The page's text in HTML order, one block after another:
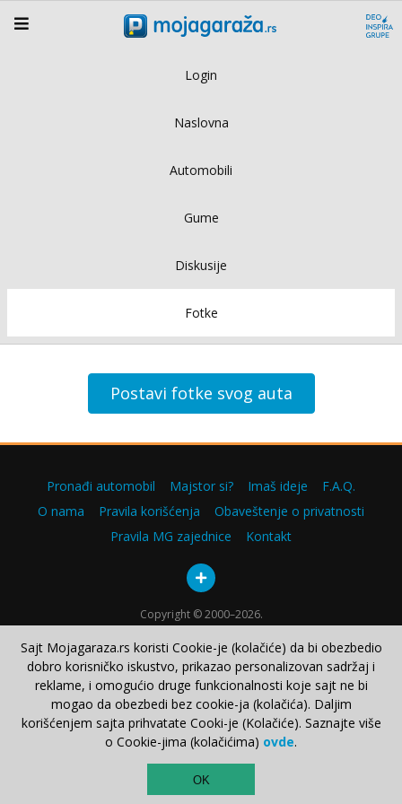
Login
Naslovna
Automobili
Gume
Diskusije
Fotke
Postavi fotke svog auta
Pronađi automobil Majstor si? Imaš ideje
F.A.Q.
O nama
Pravila korišćenja
Obaveštenje o privatnosti
Pravila MG zajednice
Kontakt
Copyright © 2000–2026.
Sajt Mojagaraza.rs koristi Cookie-je (kolačiće) da bi obezbedio
dobro korisničko iskustvo, prikazao personalizovan sadržaj i
reklame, i omogućio druge funkcionalnosti koje sajt ne bi
mogao da obezbedi bez cookie-ja (kolačića). Daljim
korišćenjem sajta prihvatate Cooki-je (Kolačiće). Saznajte više
o Cookie-jima (kolačićima) ovde.
OK